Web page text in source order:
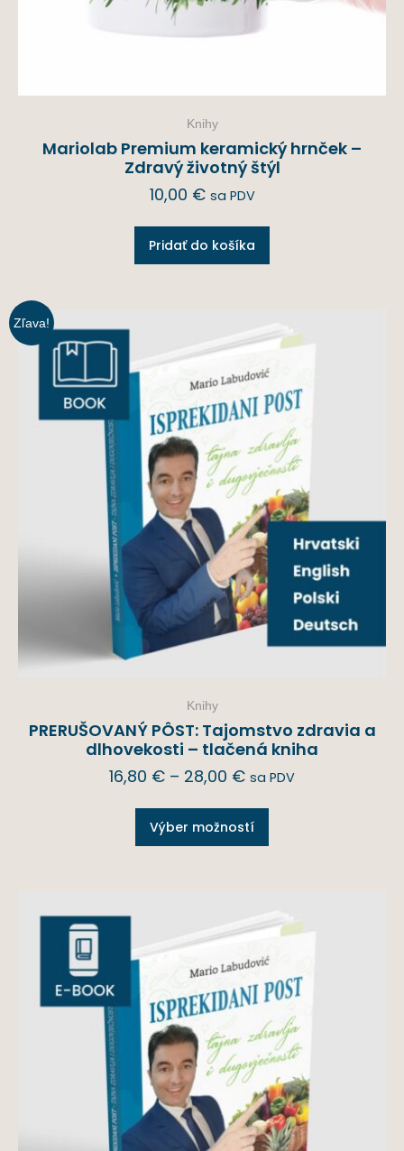
Knihy
Mariolab Premium keramický hrnček –
Zdravý životný štýl
10,00 € sa PDV
Pridať do košíka
Zľava!
Knihy
PRERUŠOVANÝ PÔST: Tajomstvo zdravia a
dlhovekosti – tlačená kniha
16,80 € – 28,00 € sa PDV
Výber možností